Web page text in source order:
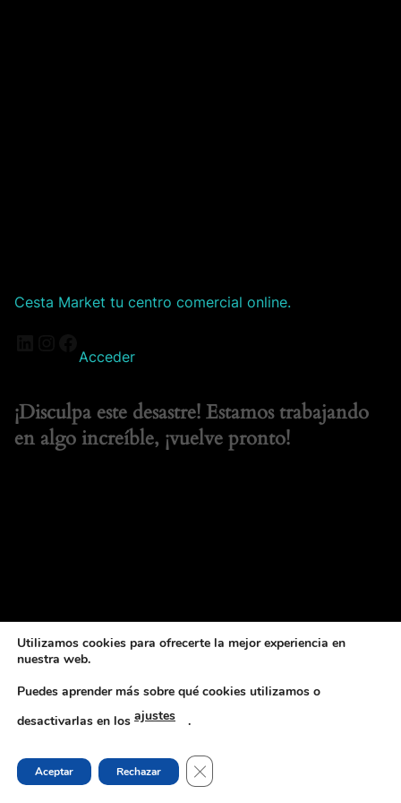
Cesta Market tu centro comercial online.
Acceder
¡Disculpa este desastre! Estamos trabajando
en algo increíble, ¡vuelve pronto!
Utilizamos cookies para ofrecerte la mejor experiencia en
nuestra web.
Puedes aprender más sobre qué cookies utilizamos o
desactivarlas en los ajustes .
Aceptar Rechazar CERRAR EL BANNER DE